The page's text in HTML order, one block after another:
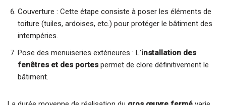
Couverture : Cette étape consiste à poser les éléments de
toiture (tuiles, ardoises, etc.) pour protéger le bâtiment des
intempéries.
Pose des menuiseries extérieures : L’installation des
fenêtres et des portes permet de clore définitivement le
bâtiment.